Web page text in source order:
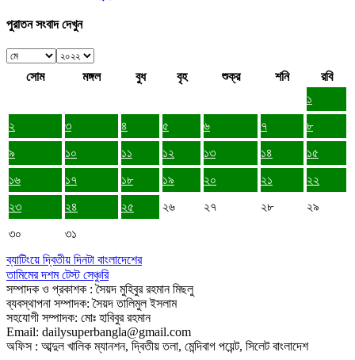
পুরাতন সংবাদ দেখুন
সোম মঙ্গল বুধ বৃহ শুক্র শনি
রবি
১
২
৩ ৪ ৫ ৬ ৭
৮
৯
১০ ১১ ১২ ১৩ ১৪
১৫
১৬
১৭ ১৮ ১৯ ২০ ২১
২২
২৩
২৪ ২৫ ২৬ ২৭ ২৮
২৯
৩০
৩১
ব্যাটিংয়ে দ্বিতীয় দিনটা বাংলাদেশের
তামিমের দশম টেস্ট সেঞ্চুরি
সম্পাদক ও প্রকাশক : সৈয়দ মুহিবুর রহমান মিছলু
ব্যবস্থাপনা সম্পাদক: সৈয়দ তালিমুল ইসলাম
সহযোগী সম্পাদক: মোঃ হাবিবুর রহমান
Email: dailysuperbangla@gmail.com
অফিস : আব্দুল খালিক ম্যানশন, দ্বিতীয় তলা, মেন্দিবাগ পয়েন্ট, সিলেট বাংলাদেশ